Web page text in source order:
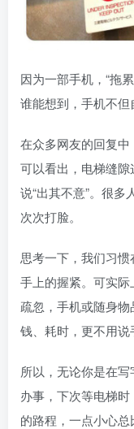
因为一部手机，“拖
谁能想到，手机不但
在众多网友的回复中
可以看出，电梯缝隙
说“出其不意”。很多
次次打脸。
思考一下，我们习
手上的握紧。可实
疏忽，手机或随身
钱、耗时，更不用说
所以，无论你是在
办事，下次等电梯
的路程，一点小心总